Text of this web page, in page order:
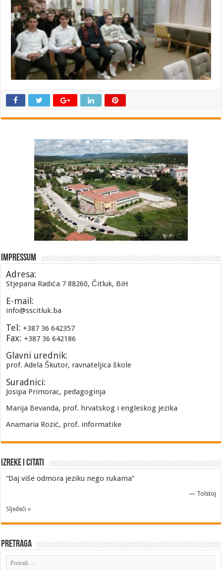
Impressum
Adresa:
Stjepana Radića 7 88260, Čitluk, BiH
E-mail:
info@sscitluk.ba
Tel: +387 36 642357
Fax: +387 36 642186
Glavni urednik:
prof. Adela Škutor, ravnateljica škole
Suradnici:
Josipa Primorac, pedagoginja
Marija Bevanda, prof. hrvatskog i engleskog jezika
Anamaria Rozić, prof. informatike
Izreke i Citati
“Daj više odmora jeziku nego rukama”
— Tolstoj
Sljedeći »
Pretraga